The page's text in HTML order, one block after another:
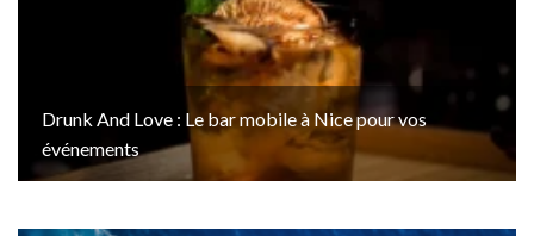
Drunk And Love : Le bar mobile à Nice pour vos
événements